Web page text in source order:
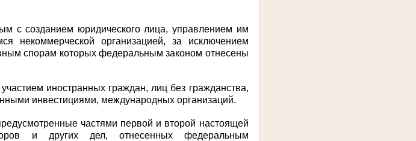
с созданием юридического лица, управлением им
некоммерческой организацией, за исключением
спорам которых федеральным законом отнесены
иностранных граждан, лиц без гражданства,
инвестициями, международных организаций.
частями первой и второй настоящей
и других дел, отнесенных федеральным